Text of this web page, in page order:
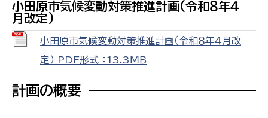
小田原市気候変動対策推進計画(令和８年４
月改定)
小田原市気候変動対策推進計画（令和８年４月改
定） PDF形式 ：13.3ＭＢ
計画の概要